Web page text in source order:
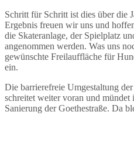
Schritt für Schritt ist dies über die
Ergebnis freuen wir uns und
die Skateranlage, der Spielplatz
angenommen werden. Was uns
gewünschte Freilauffläche für
ein.
Die barrierefreie Umgestaltung
schreitet weiter voran und mündet
Sanierung der Goethestraße. Da